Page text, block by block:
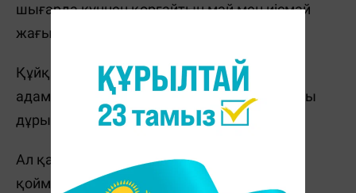
шығарда күннен қорғайтын май мен иісмай
жағып алғаны абзал.
Құйқа да тез күюі мүмкін. Әсіресе, таз
адамдардың күнге шыққанда абай болғаны
дұрыс көрінеді.
Ал қараторы адамдар күнге тез күйе
қоймайды.